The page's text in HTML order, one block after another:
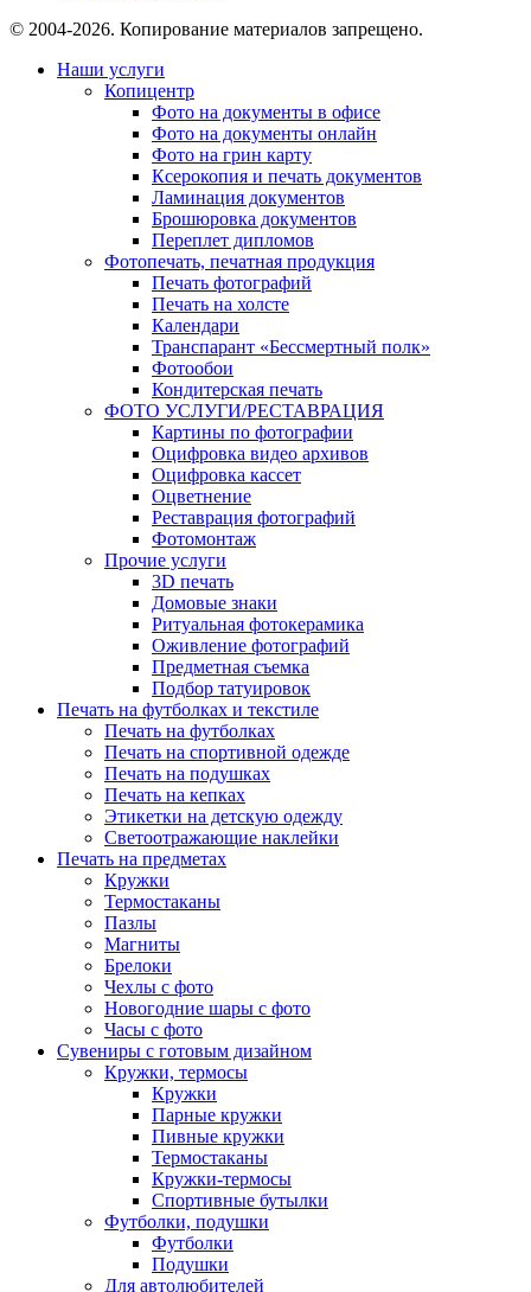
© 2004-2026. Копирование материалов запрещено.
Наши услуги
Копицентр
Фото на документы в офисе
Фото на документы онлайн
Фото на грин карту
Ксерокопия и печать документов
Ламинация документов
Брошюровка документов
Переплет дипломов
Фотопечать, печатная продукция
Печать фотографий
Печать на холсте
Календари
Транспарант «Бессмертный полк»
Фотообои
Кондитерская печать
ФОТО УСЛУГИ/РЕСТАВРАЦИЯ
Картины по фотографии
Оцифровка видео архивов
Оцифровка кассет
Оцветнение
Реставрация фотографий
Фотомонтаж
Прочие услуги
3D печать
Домовые знаки
Ритуальная фотокерамика
Оживление фотографий
Предметная съемка
Подбор татуировок
Печать на футболках и текстиле
Печать на футболках
Печать на спортивной одежде
Печать на подушках
Печать на кепках
Этикетки на детскую одежду
Светоотражающие наклейки
Печать на предметах
Кружки
Термостаканы
Пазлы
Магниты
Брелоки
Чехлы с фото
Новогодние шары с фото
Часы с фото
Сувениры с готовым дизайном
Кружки, термосы
Кружки
Парные кружки
Пивные кружки
Термостаканы
Кружки-термосы
Спортивные бутылки
Футболки, подушки
Футболки
Подушки
Для автолюбителей